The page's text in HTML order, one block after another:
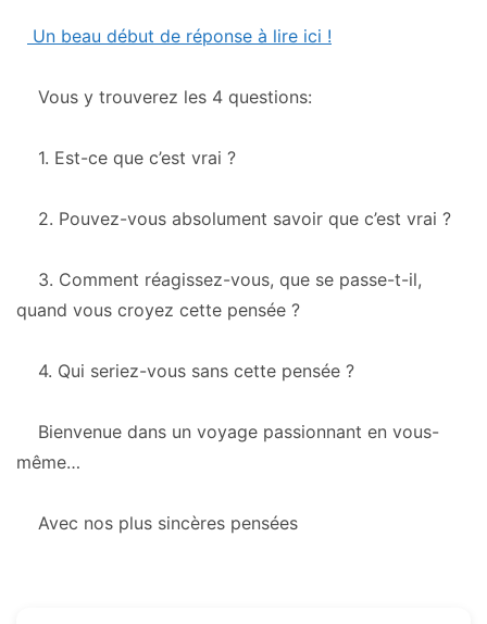
Un beau début de réponse à lire ici !
Vous y trouverez les 4 questions:
1. Est-ce que c’est vrai ?
2. Pouvez-vous absolument savoir que c’est vrai ?
3. Comment réagissez-vous, que se passe-t-il,
quand vous croyez cette pensée ?
4. Qui seriez-vous sans cette pensée ?
Bienvenue dans un voyage passionnant en vous-
même…
Avec nos plus sincères pensées